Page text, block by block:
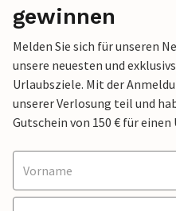
gewinnen
Melden Sie sich für unseren
unsere neuesten und
Urlaubsziele. Mit der
unserer Verlosung teil und
Gutschein von 150 € für